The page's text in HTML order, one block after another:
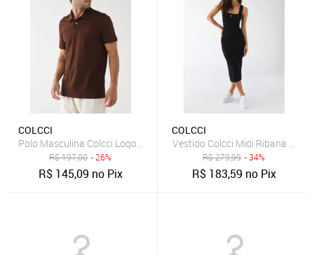
COLCCI
Polo Masculina Colcci Logo Bordado Marrom
R$197,00 - 26%
R$ 145,09 no Pix
COLCCI
Vestido Colcci Midi Ribana Logo
R$279,99 - 34%
R$ 183,59 no Pix